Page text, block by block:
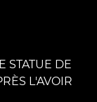
STATUE DE
L'AVOIR